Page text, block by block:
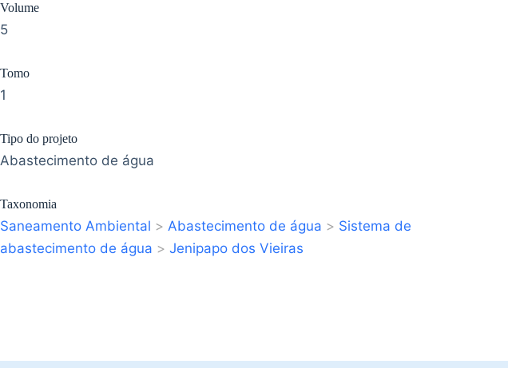
Volume
5
Tomo
1
Tipo do projeto
Abastecimento de água
Taxonomia
Saneamento Ambiental > Abastecimento de água > Sistema de
abastecimento de água > Jenipapo dos Vieiras